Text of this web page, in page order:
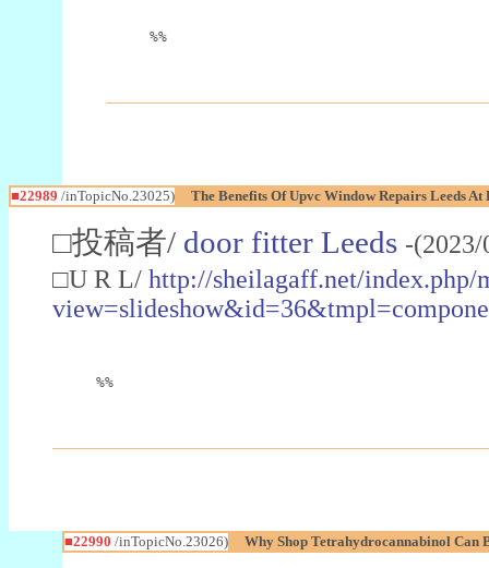
%%
■22989 /inTopicNo.23025) The Benefits Of Upvc Window Repairs Leeds
□投稿者/ door fitter Leeds -
□U R L/ http://sheilagaff.net/index.php/
%%
■22990 /inTopicNo.23026) Why Shop Tetrahydrocannabinol Can